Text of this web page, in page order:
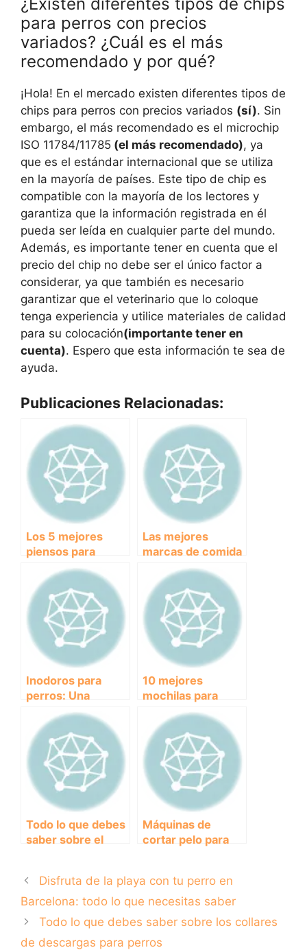
para perros con precios
variados? ¿Cuál es el más
recomendado y por qué?
¡Hola! En el mercado existen diferentes tipos de
chips para perros con precios variados (sí). Sin
embargo, el más recomendado es el microchip
ISO 11784/11785 (el más recomendado), ya
que es el estándar internacional que se utiliza
en la mayoría de países. Este tipo de chip es
compatible con la mayoría de los lectores y
garantiza que la información registrada en él
pueda ser leída en cualquier parte del mundo.
Además, es importante tener en cuenta que el
precio del chip no debe ser el único factor a
considerar, ya que también es necesario
garantizar que el veterinario que lo coloque
tenga experiencia y utilice materiales de calidad
para su colocación(importante tener en
cuenta). Espero que esta información te sea de
ayuda.
Publicaciones Relacionadas:
Los 5 mejores
piensos para
mascotas con la
mejor relación
calidad-precio del
mercado
Las mejores
marcas de comida
para perros: Guía
de compra para
asegurar la
nutrición de tu
mascota
Inodoros para
perros: Una
solución higiénica
y práctica para su
cuidado
10 mejores
mochilas para
perros pequeños:
cómodas y
seguras para
pasear juntos.
Todo lo que debes
saber sobre el
correctamente?
Máquinas de
cortar pelo para
profesional?
Disfruta de la playa con tu perro en
Barcelona: todo lo que necesitas saber
Todo lo que debes saber sobre los collares
de descargas para perros